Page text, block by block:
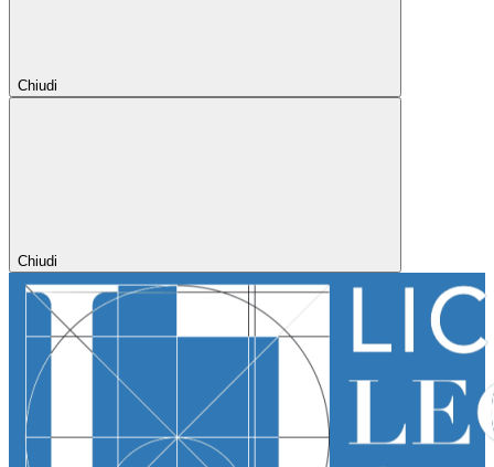
Chiudi
Chiudi